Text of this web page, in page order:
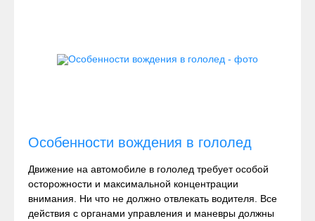
Особенности вождения в гололед
Движение на автомобиле в гололед требует особой
осторожности и максимальной концентрации
внимания. Ни что не должно отвлекать водителя. Все
действия с органами управления и маневры должны